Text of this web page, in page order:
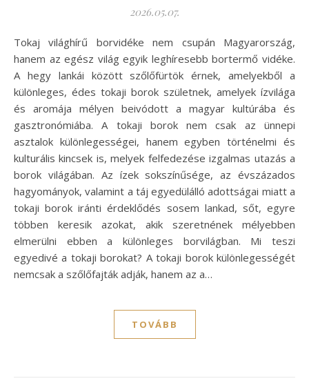
2026.05.07.
Tokaj világhírű borvidéke nem csupán Magyarország,
hanem az egész világ egyik leghíresebb bortermő vidéke.
A hegy lankái között szőlőfürtök érnek, amelyekből a
különleges, édes tokaji borok születnek, amelyek ízvilága
és aromája mélyen beivódott a magyar kultúrába és
gasztronómiába. A tokaji borok nem csak az ünnepi
asztalok különlegességei, hanem egyben történelmi és
kulturális kincsek is, melyek felfedezése izgalmas utazás a
borok világában. Az ízek sokszínűsége, az évszázados
hagyományok, valamint a táj egyedülálló adottságai miatt a
tokaji borok iránti érdeklődés sosem lankad, sőt, egyre
többen keresik azokat, akik szeretnének mélyebben
elmerülni ebben a különleges borvilágban. Mi teszi
egyedivé a tokaji borokat? A tokaji borok különlegességét
nemcsak a szőlőfajták adják, hanem az a…
TOVÁBB